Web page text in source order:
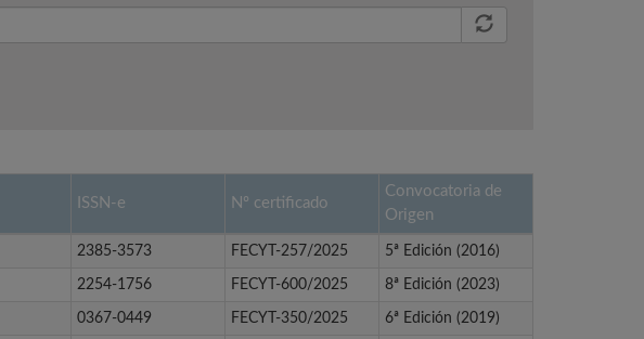
ISSN-e Nº certificado
Convocatoria de
Origen
2385-3573 FECYT-257/2025 5ª Edición (2016)
2254-1756 FECYT-600/2025 8ª Edición (2023)
0367-0449 FECYT-350/2025 6ª Edición (2019)